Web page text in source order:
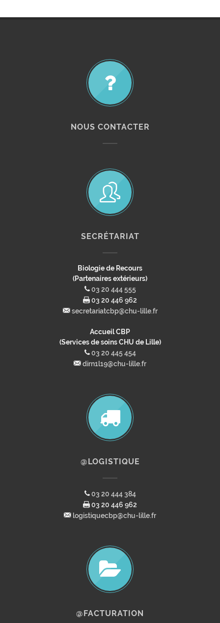
NOUS CONTACTER
SECRÉTARIAT
Biologie de Recours
(Partenaires extérieurs)
03 20 444 555
03 20 446 962
secretariatcbp@chu-lille.fr
Accueil CBP
(Services de soins CHU de Lille)
03 20 445 454
dirn1l19@chu-lille.fr
@LOGISTIQUE
03 20 444 384
03 20 446 962
logistiquecbp@chu-lille.fr
@FACTURATION